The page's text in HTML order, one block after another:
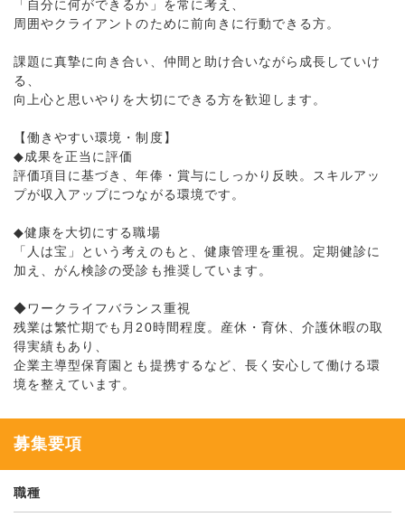
「自分に何ができるか」を常に考え、
周囲やクライアントのために前向きに行動できる方。
課題に真摯に向き合い、仲間と助け合いながら成長していけ
る、
向上心と思いやりを大切にできる方を歓迎します。
【働きやすい環境・制度】
◆成果を正当に評価
評価項目に基づき、年俸・賞与にしっかり反映。スキルアッ
プが収入アップにつながる環境です。
◆健康を大切にする職場
「人は宝」という考えのもと、健康管理を重視。定期健診に
加え、がん検診の受診も推奨しています。
◆ワークライフバランス重視
残業は繁忙期でも月20時間程度。産休・育休、介護休暇の取
得実績もあり、
企業主導型保育園とも提携するなど、長く安心して働ける環
境を整えています。
募集要項
職種